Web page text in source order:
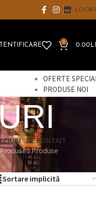
LOCATII
0
0.00
OFERTE
PRODUSE NOI
DE RONTAIT
9 Produse